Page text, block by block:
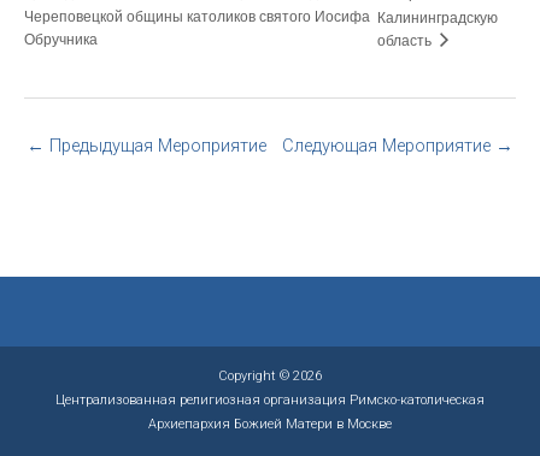
Череповецкой общины католиков святого Иосифа
Обручника
Калининградскую
область
← Предыдущая Мероприятие Следующая Мероприятие →
Copyright © 2026
Централизованная религиозная организация Римско-католическая
Архиепархия Божией Матери в Москве